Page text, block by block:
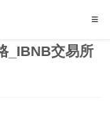
_IBNB交易所